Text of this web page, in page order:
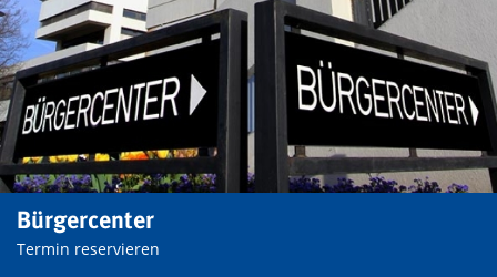
Bürgercenter
Termin reservieren